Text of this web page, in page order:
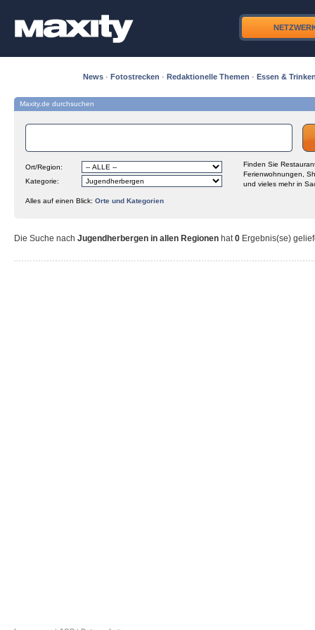
News · Fotostrecken · Redaktionelle Themen · Essen &
Maxity.de durchsuchen
Ort/Region:
Kategorie:
Finden Sie
Ferienwohnungen,
und vieles mehr in
Alles auf einen Blick: Orte und Kategorien
Die Suche nach Jugendherbergen in allen Regionen hat0 Ergebnis(se)